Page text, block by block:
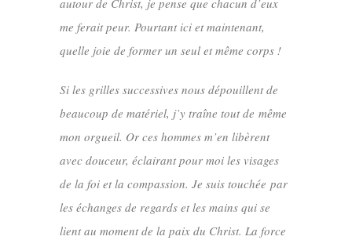
autour de Christ, je pense que chacun d’eux
me ferait peur. Pourtant ici et maintenant,
quelle joie de former un seul et même corps !
Si les grilles successives nous dépouillent de
beaucoup de matériel, j’y traîne tout de même
mon orgueil. Or ces hommes m’en libèrent
avec douceur, éclairant pour moi les visages
de la foi et la compassion. Je suis touchée par
les échanges de regards et les mains qui se
lient au moment de la paix du Christ. La force